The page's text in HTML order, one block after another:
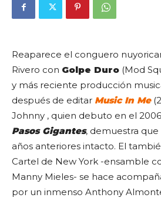
Reaparece el conguero
Rivero con Golpe Duro (Mod
y más reciente producción
después de editar Music In Me
Johnny , quien debuto en el
Pasos Gigantes, demuestra
años anteriores intacto. El
Cartel de New York -ensamble
Manny Mieles- se hace
por un inmenso Anthony